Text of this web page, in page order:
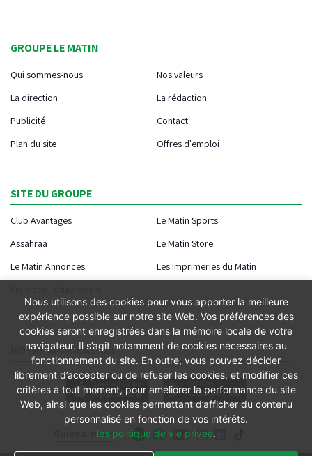
Suivez-nous
GROUPE LE MATIN
Qui sommes-nous
Nos valeurs
La direction
La rédaction
Publicité
Contact
Plan du site
Offres d'emploi
SITE DU GROUPE
Club Avantages
Le Matin Sports
Assahraa
Le Matin Store
Le Matin Annonces
Les Imprimeries du Matin
NOTRE APPLICATION
Nous utilisons des cookies pour vous apporter la meilleure
expérience possible sur notre site Web. Vos préférences des
cookies seront enregistrées dans la mémoire locale de votre
navigateur. Il s’agit notamment de cookies nécessaires au
fonctionnement du site. En outre, vous pouvez décider
librement d’accepter ou de refuser les cookies, et modifier ces
critères à tout moment, pour améliorer la performance du site
Web, ainsi que les cookies permettant d’afficher du contenu
personnalisé en fonction de vos intérêts.
les politique de vie privee.